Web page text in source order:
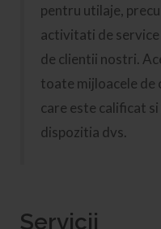
pentru utilaje,
activitati de
de clientii nostri.
toate mijloacele de
care este calificat
dispozitia dvs.
Servicii